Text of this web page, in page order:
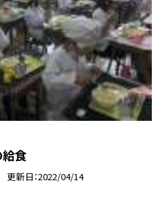
給食
更新日 2022/04/14